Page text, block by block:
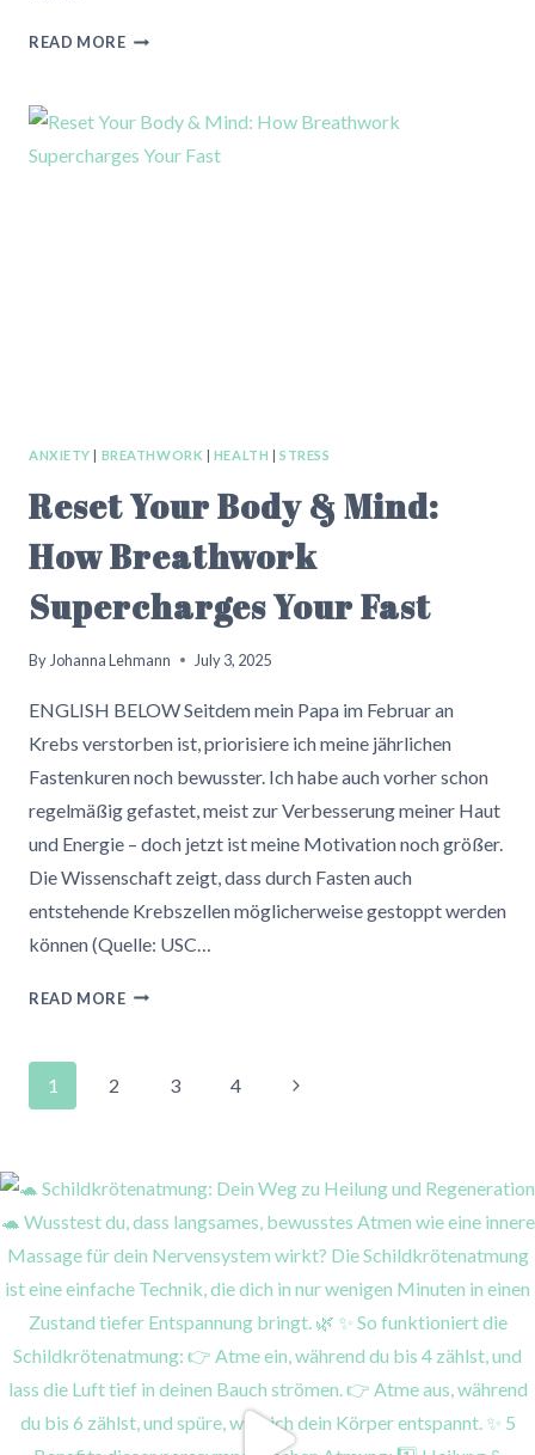
READ MOREWHY
ARE
DITCHING
ANXIETY | BREATHWORK | HEALTH | STRESS
Reset Your Body & Mind:
How Breathwork
Supercharges Your Fast
By Johanna Lehmann July 3, 2025
ENGLISH BELOW Seitdem mein Papa im Februar an
Krebs verstorben ist, priorisiere ich meine jährlichen
Fastenkuren noch bewusster. Ich habe auch vorher schon
regelmäßig gefastet, meist zur Verbesserung meiner Haut
und Energie – doch jetzt ist meine Motivation noch größer.
Die Wissenschaft zeigt, dass durch Fasten auch
entstehende Krebszellen möglicherweise gestoppt werden
können (Quelle: USC…
READ MORERESET
SUPERCHARGES
YOUR
Page
1 2 3 4
Next